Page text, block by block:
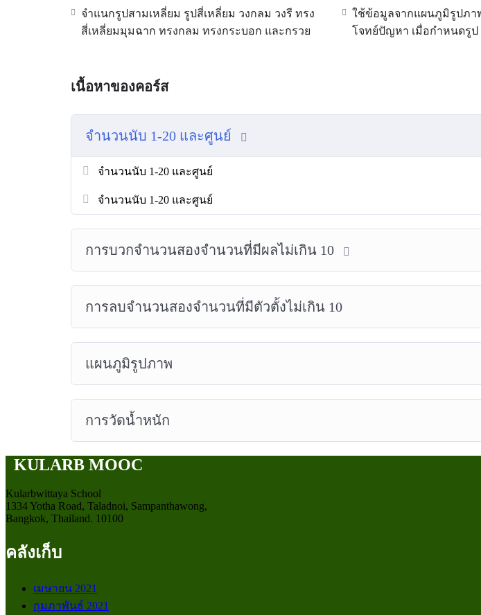
จำแนกรูปสามเหลี่ยม รูปสี่เหลี่ยม วงกลม วงรี ทรง
สี่เหลี่ยมมุมฉาก ทรงกลม ทรงกระบอก และกรวย
ใช้ข้อมูลจากแผนภูมิรูปภา
โจทย์ปัญหา เมื่อกำหนดรูป
เนื้อหาของคอร์ส
จำนวนนับ 1-20 และศูนย์
จำนวนนับ 1-20 และศูนย์
จำนวนนับ 1-20 และศูนย์
การบวกจำนวนสองจำนวนที่มีผลไม่เกิน 10
การลบจำนวนสองจำนวนที่มีตัวตั้งไม่เกิน 10
แผนภูมิรูปภาพ
การวัดน้ำหนัก
KULARB MOOC
Kularbwittaya School
1334 Yotha Road, Taladnoi, Sampanthawong,
Bangkok, Thailand. 10100
คลังเก็บ
เมษายน 2021
กุมภาพันธ์ 2021